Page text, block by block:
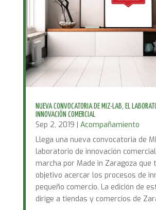
NUEVA CONVOCATORIA DE MIZ-LAB, EL
INNOVACIÓN COMERCIAL
Sep 2, 2019 | Acompañamiento
Llega una nueva convocatoria de
laboratorio de innovación
marcha por Made in Zaragoza que
objetivo acercar los procesos de
pequeño comercio. La edición de
dirige a tiendas y comercios de